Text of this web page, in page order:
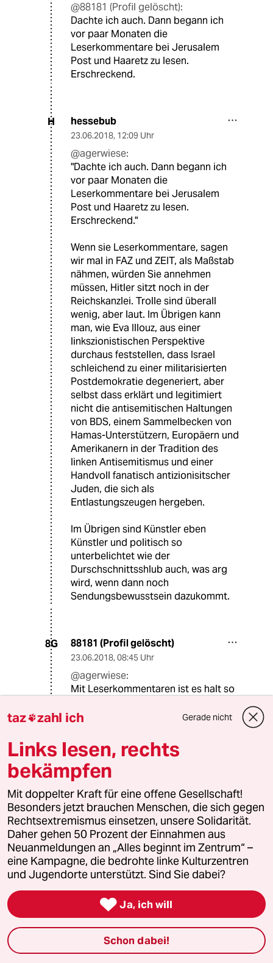
@88181 (Profil gelöscht):
Dachte ich auch. Dann begann ich
vor paar Monaten die
Leserkommentare bei Jerusalem
Post und Haaretz zu lesen.
Erschreckend.
H hessebub
23.06.2018, 12:09 Uhr
@agerwiese:
"Dachte ich auch. Dann begann ich
vor paar Monaten die
Leserkommentare bei Jerusalem
Post und Haaretz zu lesen.
Erschreckend."
Wenn sie Leserkommentare, sagen
wir mal in FAZ und ZEIT, als Maßstab
nähmen, würden Sie annehmen
müssen, Hitler sitzt noch in der
Reichskanzlei. Trolle sind überall
wenig, aber laut. Im Übrigen kann
man, wie Eva Illouz, aus einer
linkszionistischen Perspektive
durchaus feststellen, dass Israel
schleichend zu einer militarisierten
Postdemokratie degeneriert, aber
selbst dass erklärt und legitimiert
nicht die antisemitischen Haltungen
von BDS, einem Sammelbecken von
Hamas-Unterstützern, Europäern und
Amerikanern in der Tradition des
linken Antisemitismus und einer
Handvoll fanatisch antizionisitscher
Juden, die sich als
Entlastungszeugen hergeben.
Im Übrigen sind Künstler eben
Künstler und politisch so
unterbelichtet wie der
Durschschnittsshlub auch, was arg
wird, wenn dann noch
Sendungsbewusstsein dazukommt.
8G 88181 (Profil gelöscht)
23.06.2018, 08:45 Uhr
@agerwiese:
Mit Leserkommentaren ist es halt so
so?
N Njoni
23.06.2018
@88181 (Profil gelöscht):
Da spricht der richtige hahaha
meistkommentiert
1 AfD-Wählen als Triebabfuhr
Streit um Rente mit 63
taz zahl ich Gerade nicht
Links lesen, rechts
bekämpfen
Mit doppelter Kraft für eine offene Gesellschaft!
Besonders jetzt brauchen Menschen, die sich gegen
Rechtsextremismus einsetzen, unsere Solidarität.
Daher gehen 50 Prozent der Einnahmen aus
Neuanmeldungen an „Alles beginnt im Zentrum“ –
eine Kampagne, die bedrohte linke Kulturzentren
und Jugendorte unterstützt. Sind Sie dabei?
 Ja, ich will
Schon dabei!